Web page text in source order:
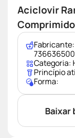
4º
tadalafila
5º
ozivy
6º
protetor
desodorante
fralda
10º
Aciclovir
Fabricante:
Categoria:
Princípio
Forma:
Baixar